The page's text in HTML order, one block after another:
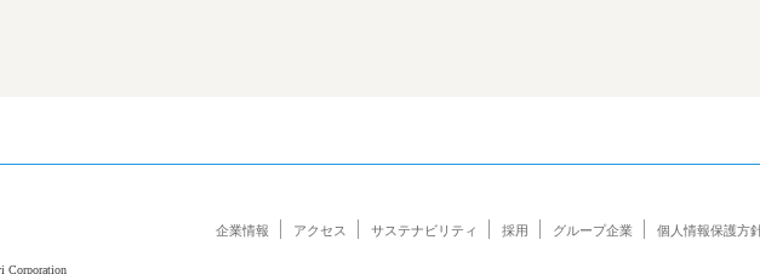
Corporation
企業情報 アクセス サステナビリティ 採用 グループ企業 個人情報保護方